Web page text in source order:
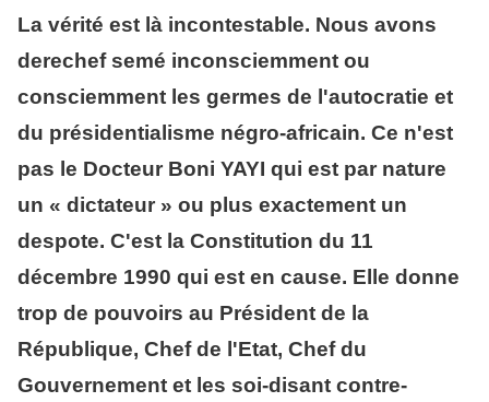
La vérité est là incontestable. Nous avons
derechef semé inconsciemment ou
consciemment les germes de l'autocratie et
du présidentialisme négro-africain. Ce n'est
pas le Docteur Boni YAYI qui est par nature
un « dictateur » ou plus exactement un
despote. C'est la Constitution du 11
décembre 1990 qui est en cause. Elle donne
trop de pouvoirs au Président de la
République, Chef de l'Etat, Chef du
Gouvernement et les soi-disant contre-